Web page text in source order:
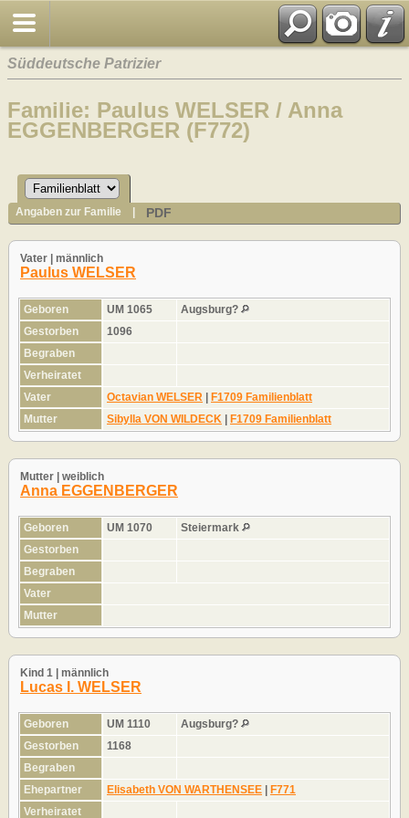
Süddeutsche Patrizier
Familie: Paulus WELSER / Anna
EGGENBERGER (F772)
Angaben zur Familie PDF
Vater | männlich
Paulus WELSER
Geboren UM 1065
Augsburg?
Gestorben
1096
Begraben
Verheiratet
Vater
Octavian WELSER | F1709 Familienblatt
Mutter
Sibylla VON WILDECK | F1709 Familienblatt
Mutter | weiblich
Anna EGGENBERGER
Geboren UM 1070
Steiermark
Gestorben
Begraben
Vater
Mutter
Kind 1 | männlich
Lucas I. WELSER
Geboren UM 1110
Augsburg?
Gestorben
1168
Begraben
Ehepartner
Elisabeth VON WARTHENSEE | F771
Verheiratet